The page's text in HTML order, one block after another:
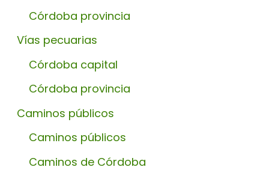
Córdoba provincia
Vías pecuarias
Córdoba capital
Córdoba provincia
Caminos públicos
Caminos públicos
Caminos de Córdoba